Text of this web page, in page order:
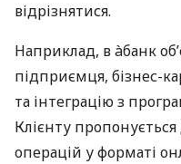
відрізнятися.
Наприклад, в àбанк
підприємця, бізнес-
та інтеграцію з
Клієнту
операцій у форматі